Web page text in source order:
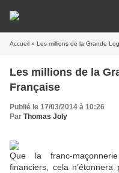
Accueil » Les millions de la Grande
Les millions de la
Française
Publié le 17/03/2014 à 10:26
Par Thomas Joly
Que la franc-
financiers, cela